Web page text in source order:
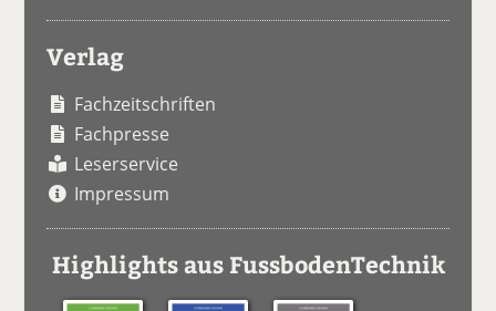
Verlag
Fachzeitschriften
Fachpresse
Leserservice
Impressum
Highlights aus FussbodenTechnik